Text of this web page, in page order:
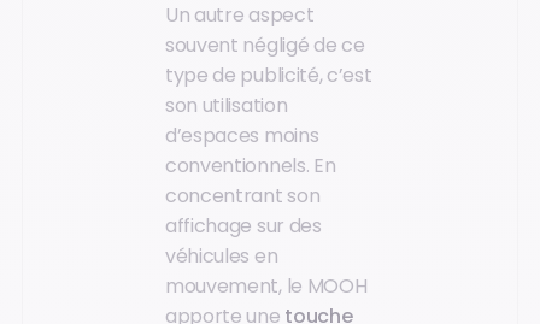
Un autre aspect
souvent négligé de ce
type de publicité, c’est
son utilisation
d’espaces moins
conventionnels. En
concentrant son
affichage sur des
véhicules en
mouvement, le MOOH
apporte une touche